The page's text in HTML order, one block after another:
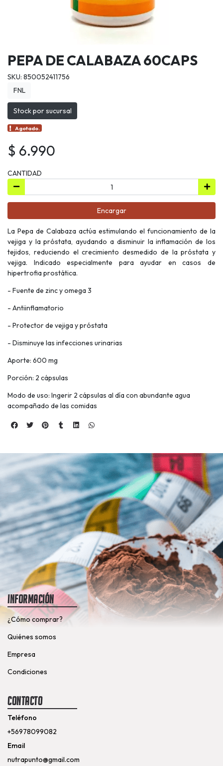
PEPA DE CALABAZA 60CAPS
SKU: 850052411756
FNL
Stock por sucursal
Agotado.
$ 6.990
CANTIDAD
Encargar
La Pepa de Calabaza actúa estimulando el funcionamiento de la
vejiga y la próstata, ayudando a disminuir la inflamación de los
tejidos, reduciendo el crecimiento desmedido de la próstata y
vejiga. Indicado especialmente para ayudar en casos de
hipertrofia prostática.
- Fuente de zinc y omega 3
- Antiinflamatorio
- Protector de vejiga y próstata
- Disminuye las infecciones urinarias
Aporte: 600 mg
Porción: 2 cápsulas
Modo de uso: Ingerir 2 cápsulas al día con abundante agua
acompañado de las comidas
Información
¿Cómo comprar?
Quiénes somos
Empresa
Condiciones
Contacto
Teléfono
+56978099082
Email
nutrapunto@gmail.com